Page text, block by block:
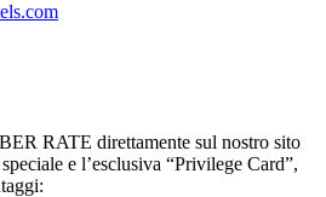
RATE direttamente sul nostro sito
e l’esclusiva “Privilege Card”,